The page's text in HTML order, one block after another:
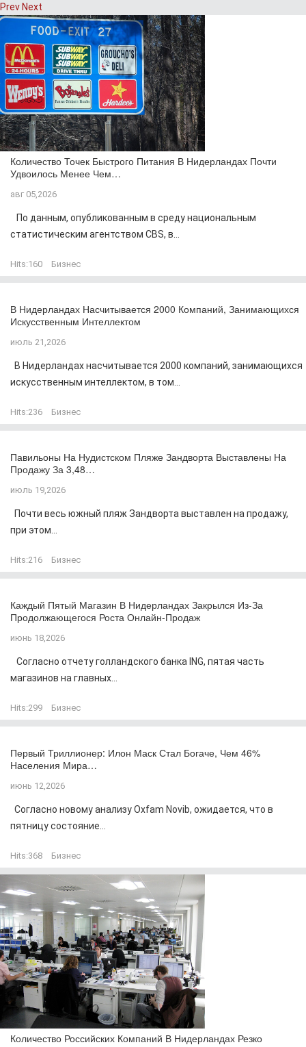
Prev Next
Количество Точек Быстрого Питания В Нидерландах Почти
Удвоилось Менее Чем…
авг 05,2026
По данным, опубликованным в среду национальным
статистическим агентством CBS, в...
Hits:160 Бизнес
В Нидерландах Насчитывается 2000 Компаний, Занимающихся
Искусственным Интеллектом
июль 21,2026
В Нидерландах насчитывается 2000 компаний, занимающихся
искусственным интеллектом, в том...
Hits:236 Бизнес
Павильоны На Нудистском Пляже Зандворта Выставлены На
Продажу За 3,48…
июль 19,2026
Почти весь южный пляж Зандворта выставлен на продажу,
при этом...
Hits:216 Бизнес
Каждый Пятый Магазин В Нидерландах Закрылся Из-За
Продолжающегося Роста Онлайн-Продаж
июнь 18,2026
Согласно отчету голландского банка ING, пятая часть
магазинов на главных...
Hits:299 Бизнес
Первый Триллионер: Илон Маск Стал Богаче, Чем 46%
Населения Мира…
июнь 12,2026
Согласно новому анализу Oxfam Novib, ожидается, что в
пятницу состояние...
Hits:368 Бизнес
Количество Российских Компаний В Нидерландах Резко